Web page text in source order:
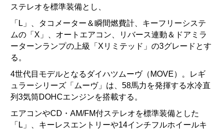
ステレオを標準装備とし、
「L」、タコメーター＆瞬間燃費計、キーフリーシステ
ムの「X」、オートエアコン、リバース連動＆ドアミラ
ーターンランプの上級「Xリミテッド」の3グレードとす
る。
4世代目モデルとなるダイハツムーヴ（MOVE）。レギ
ュラーシリーズ「ムーヴ」は、58馬力を発揮する水冷直
列3気筒DOHCエンジンを搭載する。
エアコンやCD・AM/FM付ステレオを標準装備とした
「L」、キーレスエントリーや14インチフルホイールキ